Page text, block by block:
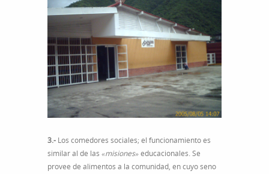
3.- Los comedores sociales; el funcionamiento es
similar al de las «misiones»educacionales. Se
provee de alimentos a la comunidad, en cuyo seno